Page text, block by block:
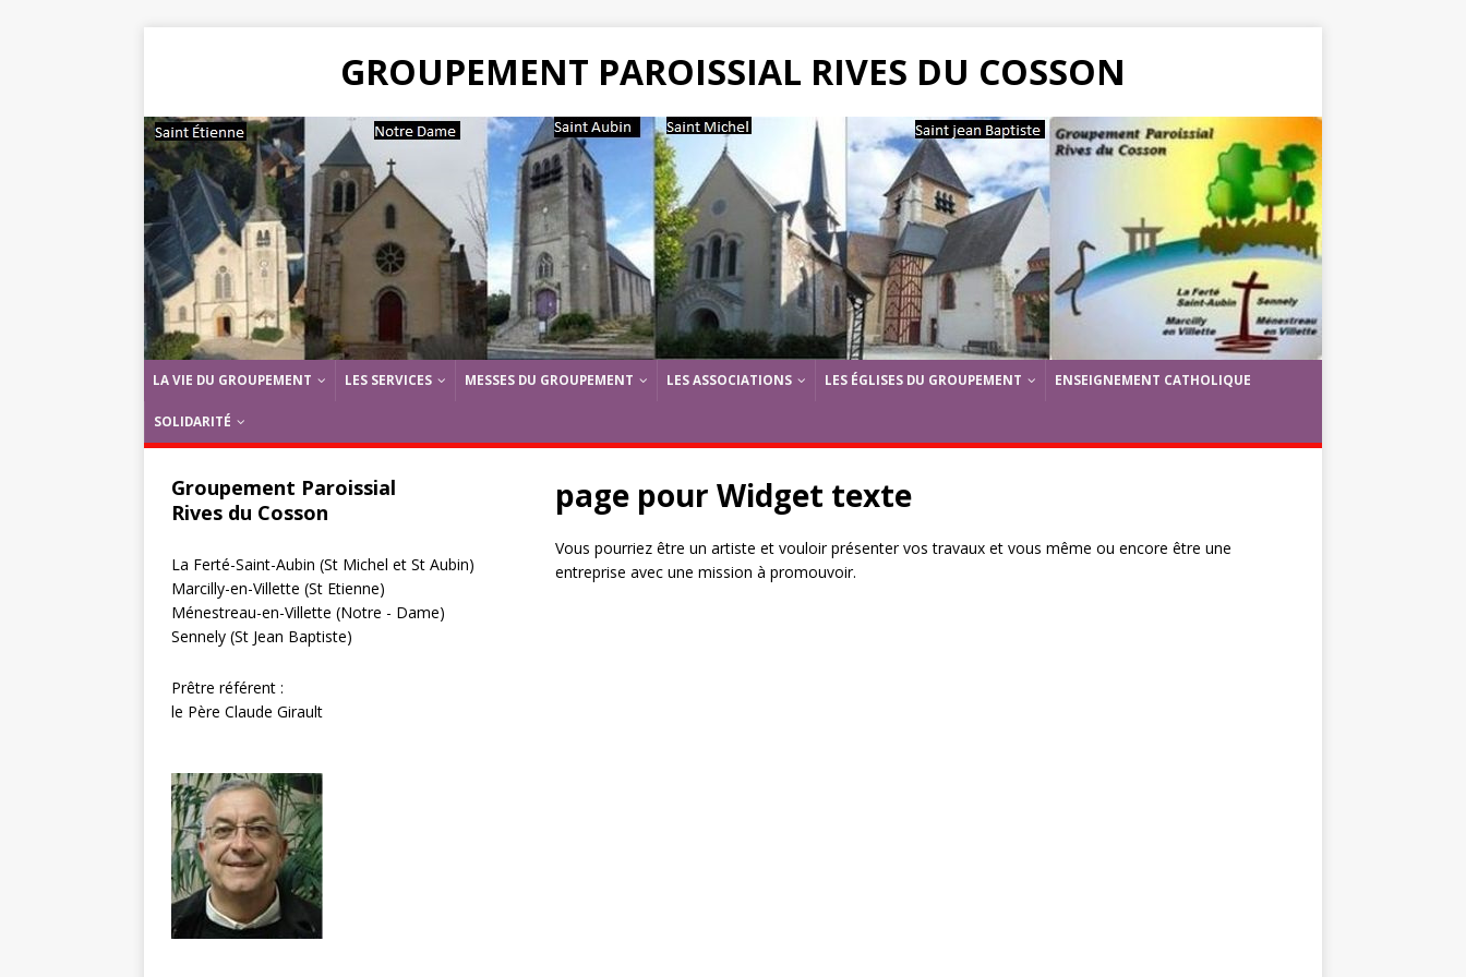
GROUPEMENT PAROISSIAL RIVES DU COSSON
LA VIE DU GROUPEMENT LES SERVICES MESSES DU GROUPEMENT LES ASSOCIATIONS LES ÉGLISES DU GROUPEMENT ENSEIGNEMENT CATHOLIQUE
SOLIDARITÉ
page pour Widget texte
Vous pourriez être un artiste et vouloir présenter vos travaux et vous même ou encore être une
entreprise avec une mission à promouvoir.
Groupement Paroissial
Rives du Cosson
La Ferté-Saint-Aubin (St Michel et St Aubin)
Marcilly-en-Villette (St Etienne)
Ménestreau-en-Villette (Notre - Dame)
Sennely (St Jean Baptiste)
Prêtre référent :
le Père Claude Girault